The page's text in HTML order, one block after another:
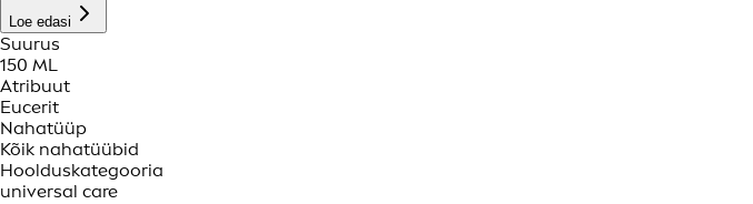
Loe edasi
Suurus
150 ML
Atribuut
Eucerit
Nahatüüp
Kõik nahatüübid
Hoolduskategooria
universal care